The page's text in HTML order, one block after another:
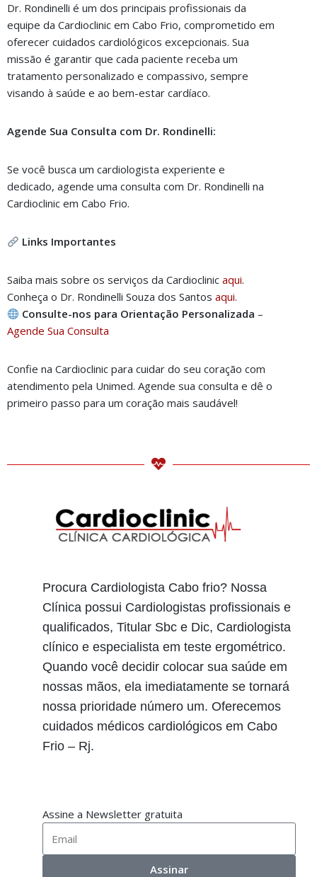
Dr. Rondinelli é um dos principais profissionais da
equipe da Cardioclinic em Cabo Frio, comprometido em
oferecer cuidados cardiológicos excepcionais. Sua
missão é garantir que cada paciente receba um
tratamento personalizado e compassivo, sempre
visando à saúde e ao bem-estar cardíaco.
Agende Sua Consulta com Dr. Rondinelli:
Se você busca um cardiologista experiente e
dedicado, agende uma consulta com Dr. Rondinelli na
Cardioclinic em Cabo Frio.
Links Importantes
Saiba mais sobre os serviços da Cardioclinic aqui.
Conheça o Dr. Rondinelli Souza dos Santos aqui.
Consulte-nos para Orientação Personalizada –
Agende Sua Consulta
Confie na Cardioclinic para cuidar do seu coração com
atendimento pela Unimed. Agende sua consulta e dê o
primeiro passo para um coração mais saudável!
Procura Cardiologista Cabo frio? Nossa
Clínica possui Cardiologistas profissionais e
qualificados, Titular Sbc e Dic, Cardiologista
clínico e especialista em teste ergométrico.
Quando você decidir colocar sua saúde em
nossas mãos, ela imediatamente se tornará
nossa prioridade número um. Oferecemos
cuidados médicos cardiológicos em Cabo
Frio – Rj.
Assine a Newsletter gratuita
Assinar